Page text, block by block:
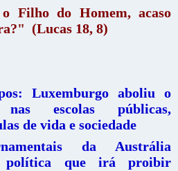
Filho do Homem, acaso
(Lucas 18, 8)
Luxemburgo aboliu o
escolas públicas,
de vida e sociedade
da Austrália
política que irá proibir